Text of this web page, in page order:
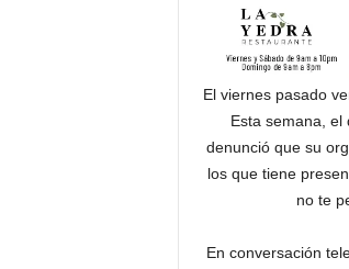
El viernes pasado
Esta semana, el
denunció que su
los que tiene
no te
En conversación